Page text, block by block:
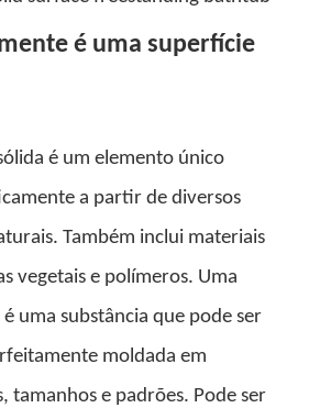
é uma superfície
é um elemento único
a partir de diversos
Também inclui materiais
vegetais e polímeros. Uma
uma substância que pode ser
moldada em
tamanhos e padrões. Pode ser